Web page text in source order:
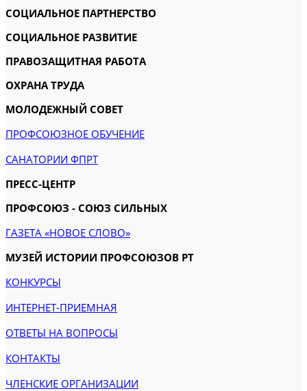
СОЦИАЛЬНОЕ ПАРТНЕРСТВО
СОЦИАЛЬНОЕ РАЗВИТИЕ
ПРАВОЗАЩИТНАЯ РАБОТА
ОХРАНА ТРУДА
МОЛОДЕЖНЫЙ СОВЕТ
ПРОФСОЮЗНОЕ ОБУЧЕНИЕ
САНАТОРИИ ФПРТ
ПРЕСС-ЦЕНТР
ПРОФСОЮЗ - СОЮЗ СИЛЬНЫХ
ГАЗЕТА «НОВОЕ СЛОВО»
МУЗЕЙ ИСТОРИИ ПРОФСОЮЗОВ РТ
КОНКУРСЫ
ИНТЕРНЕТ-ПРИЕМНАЯ
ОТВЕТЫ НА ВОПРОСЫ
КОНТАКТЫ
ЧЛЕНСКИЕ ОРГАНИЗАЦИИ